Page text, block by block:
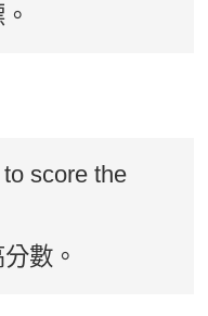
score the
數。